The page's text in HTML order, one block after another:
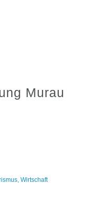
Murau
,Wirtschaft